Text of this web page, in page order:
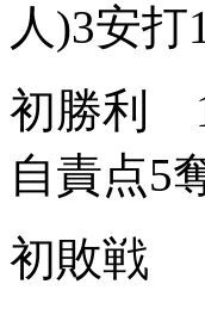
人)3安
初勝利
自責点5
初敗戦